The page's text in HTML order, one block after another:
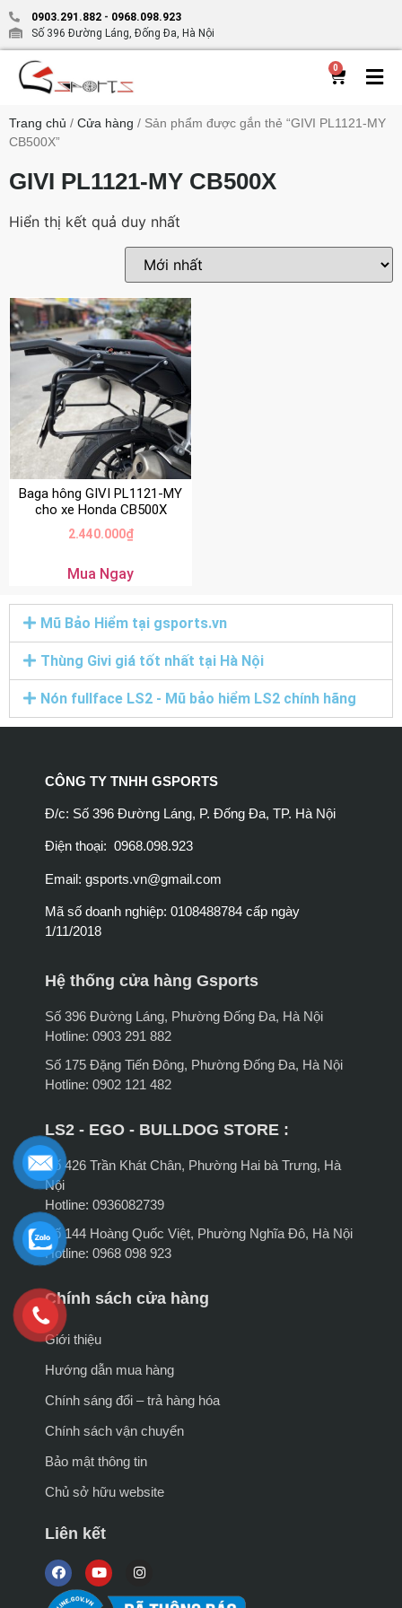
0903.291.882 - 0968.098.923
Số 396 Đường Láng, Đống Đa, Hà Nội
0
Trang chủ / Cửa hàng / Sản phẩm được gắn thẻ “GIVI PL1121-MY
CB500X”
GIVI PL1121-MY CB500X
Hiển thị kết quả duy nhất
Baga hông GIVI PL1121-MY
cho xe Honda CB500X
2.440.000₫
Mua Ngay
Mũ Bảo Hiểm tại gsports.vn
Thùng Givi giá tốt nhất tại Hà Nội
Nón fullface LS2 - Mũ bảo hiểm LS2 chính hãng
CÔNG TY TNHH GSPORTS
Đ/c: Số 396 Đường Láng, P. Đống Đa, TP. Hà Nội
Điện thoại: 0968.098.923
Email: gsports.vn@gmail.com
Mã số doanh nghiệp: 0108488784 cấp ngày
1/11/2018
Hệ thống cửa hàng Gsports
Số 396 Đường Láng, Phường Đống Đa, Hà Nội
Hotline: 0903 291 882
Số 175 Đặng Tiến Đông, Phường Đống Đa, Hà Nội
Hotline: 0902 121 482
LS2 - EGO - BULLDOG STORE :
Số 426 Trần Khát Chân, Phường Hai bà Trưng, Hà
Nội
Hotline: 0936082739
Số 144 Hoàng Quốc Việt, Phường Nghĩa Đô, Hà Nội
Hotline: 0968 098 923
Chính sách cửa hàng
Giới thiệu
Hướng dẫn mua hàng
Chính sáng đổi – trả hàng hóa
Chính sách vận chuyển
Bảo mật thông tin
Chủ sở hữu website
Liên kết